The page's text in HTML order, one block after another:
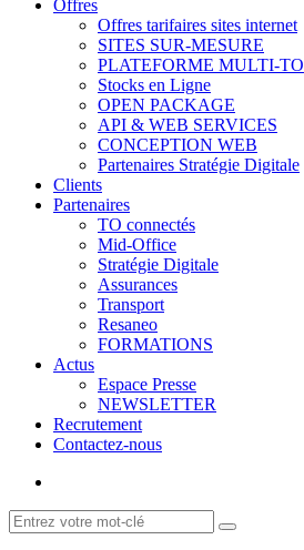
Offres
Offres tarifaires sites internet
SITES SUR-MESURE
PLATEFORME MULTI-TO
Stocks en Ligne
OPEN PACKAGE
API & WEB SERVICES
CONCEPTION WEB
Partenaires Stratégie Digitale
Clients
Partenaires
TO connectés
Mid-Office
Stratégie Digitale
Assurances
Transport
Resaneo
FORMATIONS
Actus
Espace Presse
NEWSLETTER
Recrutement
Contactez-nous